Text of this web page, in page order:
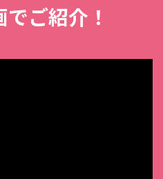
ご紹介！